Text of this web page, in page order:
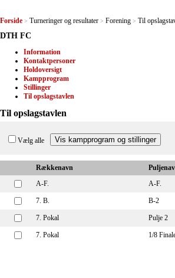
Forside > Turneringer og resultater > Forening > Til
DTH FC
Information
Kontaktpersoner
Holdoversigt
Kampprogram
Stillinger
Til opslagstavlen
Til opslagstavlen
Vælg alle
Rækkenavn
A-F.
A-F.
7. B. B-2
7. Pokal Pulje 2
7. Pokal 1/8